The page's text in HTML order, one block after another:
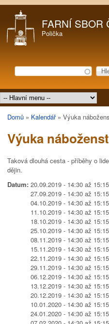
FARNÍ SBOR
Polička
Vyhledávání
Hledat
Hlavní menu
Jste zde
Domů » Kalendář» Výuka
Výuka
Taková dlouhá cesta - příběhy o
dějin.
Datum: 20.09.2019 - 14:30 až 15:15
27.09.2019 - 14:30 až 15:15
04.10.2019 - 14:30 až 15:15
11.10.2019 - 14:30 až 15:15
18.10.2019 - 14:30 až 15:15
25.10.2019 - 14:30 až 15:15
08.11.2019 - 14:30 až 15:15
15.11.2019 - 14:30 až 15:15
22.11.2019 - 14:30 až 15:15
29.11.2019 - 14:30 až 15:15
06.12.2019 - 14:30 až 15:15
13.12.2019 - 14:30 až 15:15
20.12.2019 - 14:30 až 15:15
10.01.2020 - 14:30 až 15:15
24.01.2020 - 14:30 až 15:15